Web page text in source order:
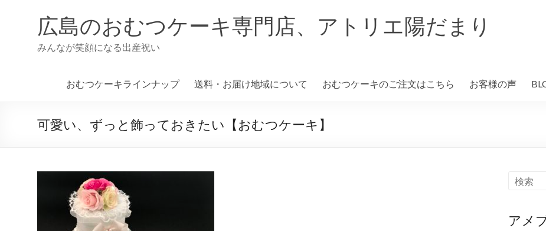
広島のおむつケーキ専門店、アトリエ陽だまり
みんなが笑顔になる出産祝い
おむつケーキラインナップ 送料・お届け地域について おむつケーキのご注文はこちら お客様の声
可愛い、ずっと飾っておきたい【おむつケーキ】
アメ